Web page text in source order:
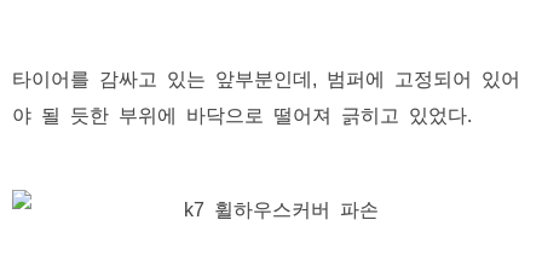
타이어를 감싸고 있는 앞부분인데, 범퍼에 고정되어 있어
야 될 듯한 부위에 바닥으로 떨어져 긁히고 있었다.